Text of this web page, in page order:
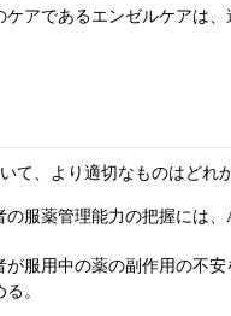
ケアであるエンゼルケアは
て、より適切なものはどれ
の服薬管理能力の把握には
が服用中の薬の副作用の不
。